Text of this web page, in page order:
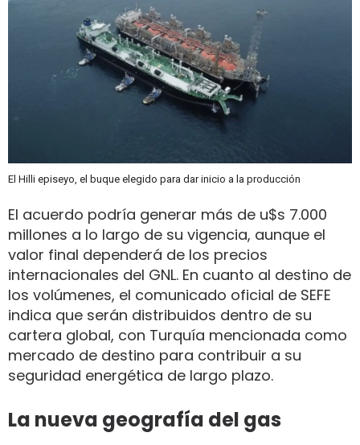
El Hilli episeyo, el buque elegido para dar inicio a la producción
El acuerdo podría generar más de u$s 7.000
millones a lo largo de su vigencia, aunque el
valor final dependerá de los precios
internacionales del GNL. En cuanto al destino de
los volúmenes, el comunicado oficial de SEFE
indica que serán distribuidos dentro de su
cartera global, con Turquía mencionada como
mercado de destino para contribuir a su
seguridad energética de largo plazo.
La nueva geografía del gas